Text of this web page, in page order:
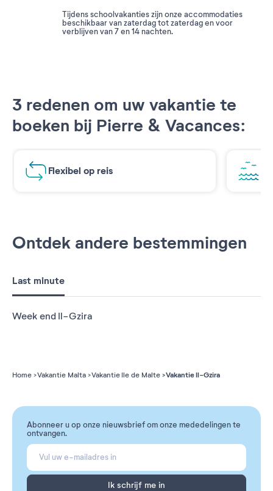
Tijdens schoolvakanties zijn onze accommodaties
beschikbaar van zaterdag tot zaterdag en voor
verblijven van 7 en 14 nachten.
3 redenen om uw vakantie te
boeken bij Pierre & Vacances:
Flexibel op reis
Ontdek andere bestemmingen
Last minute
Week end Il-Gzira
Home Vakantie Malta Vakantie Ile de Malte Vakantie Il-Gzira
Abonneer u op onze nieuwsbrief om onze mededelingen te
ontvangen.
Ik schrijf me in